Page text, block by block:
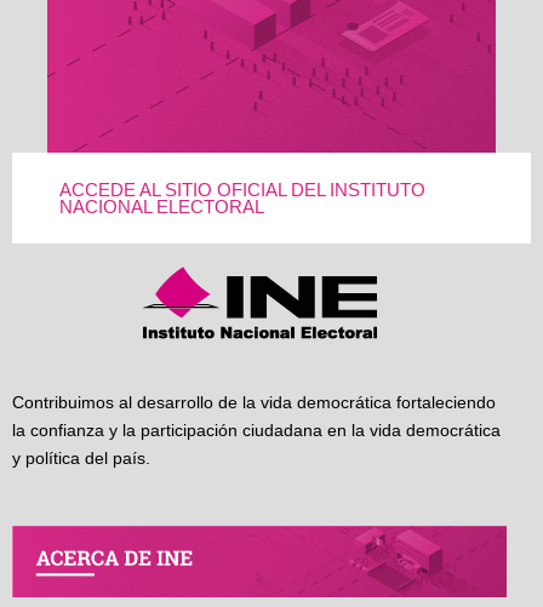
ACCEDE AL SITIO OFICIAL DEL INSTITUTO
NACIONAL ELECTORAL
Contribuimos al desarrollo de la vida democrática fortaleciendo
la confianza y la participación ciudadana en la vida democrática
y política del país.